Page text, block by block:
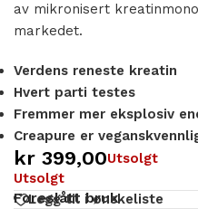
av mikronisert
markedet.
Verdens reneste kreatin
Hvert parti testes
Fremmer mer eksplosiv
Creapure er
kr 399,00Utsolgt
Utsolgt
Foreslått bruk
Legg til i ønskeliste